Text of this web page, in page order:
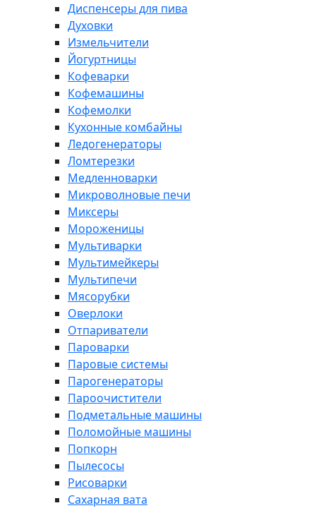
Диспенсеры для пива
Духовки
Измельчители
Йогуртницы
Кофеварки
Кофемашины
Кофемолки
Кухонные комбайны
Ледогенераторы
Ломтерезки
Медленноварки
Микроволновые печи
Миксеры
Мороженицы
Мультиварки
Мультимейкеры
Мультипечи
Мясорубки
Оверлоки
Отпариватели
Пароварки
Паровые системы
Парогенераторы
Пароочистители
Подметальные машины
Поломойные машины
Попкорн
Пылесосы
Рисоварки
Сахарная вата